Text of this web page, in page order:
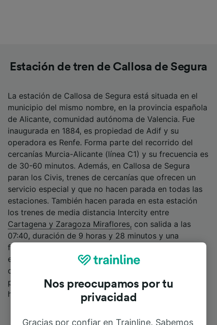
Estación de tren de Callosa de Segura
La estación de Callosa de Segura está situada en el
municipio del mismo nombre, en la provincia española
de Alicante, comunidad autónoma de Valencia. Fue
inaugurada en 1884, es propiedad de Adif y su
operadora es Renfe. Forma parte del recorrido del
cercanías Murcia-Alicante (línea C1) y su frecuencia es
de 30-60 minutos. Además, en Callosa de Segura
paran los Civis, trenes de cercanías que ofrecen un
servicio especial y que no hacen parada en todas las
estaciones. También hacen parada en esta estación
los trenes de media distancia Intercity entre
Cartagena y Zaragoza Miraflores, con salida a las
07:40, duración de 9 horas y 28 minutos y una
frecuencia diaria; y el que une
estación del Norte, con dos frecuencias diarias y una
duración de 4 horas y 15 minutos, con salida el
primero a las 07:40 horas y el segundo a las 16:38
horas.
Nos preocupamos por tu
privacidad
Gracias por confiar en Trainline. Sabemos